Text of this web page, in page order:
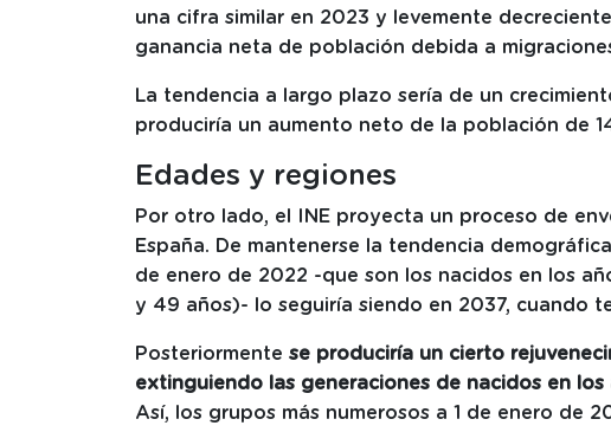
una cifra similar en 2023 y levemente
ganancia neta de población debida a
La tendencia a largo plazo sería de un
produciría un aumento neto de la población de
Edades y regiones
Por otro lado, el INE proyecta un proceso de
España. De mantenerse la tendencia
de enero de 2022 -que son los nacidos en los
y 49 años)- lo seguiría siendo en 2037, cuando
Posteriormente se produciría un cierto
extinguiendo las generaciones de nacidos en
Así, los grupos más numerosos a 1 de enero de